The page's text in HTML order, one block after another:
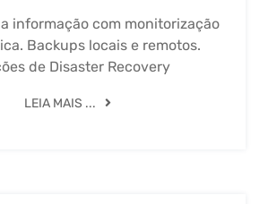
informação com monitorização
Backups locais e remotos.
de Disaster Recovery
LEIA MAIS ...